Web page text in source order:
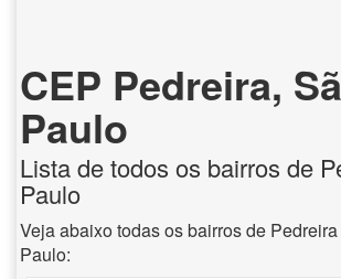
CEP Pedreira,
Paulo
Lista de todos os bairros de
Paulo
Veja abaixo todas os bairros de
Paulo: